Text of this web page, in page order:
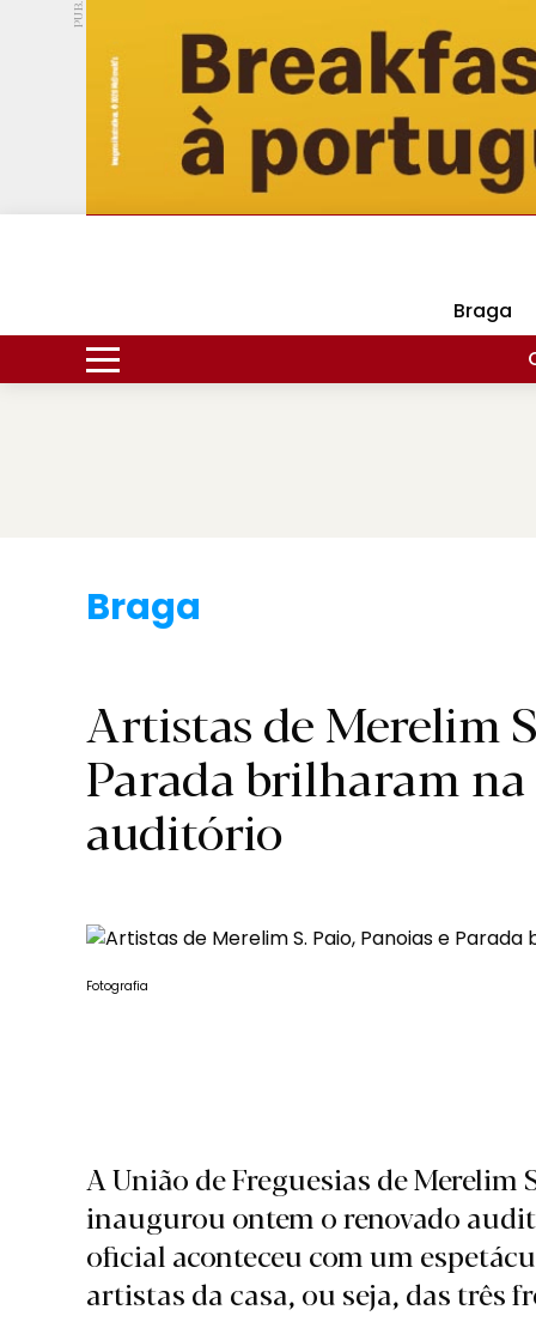
PUB.
Hoje 16ºC 29ºC DMtv
Braga
Braga.
Artistas de Merelim
Parada brilharam
auditório
Fotografia
A União de Freguesias de Merelim
inaugurou ontem o renovado
oficial aconteceu com um
artistas da casa, ou seja, das três